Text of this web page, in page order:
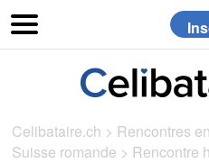
Celibataire.ch > Rencontres
Suisse romande > Rencontre